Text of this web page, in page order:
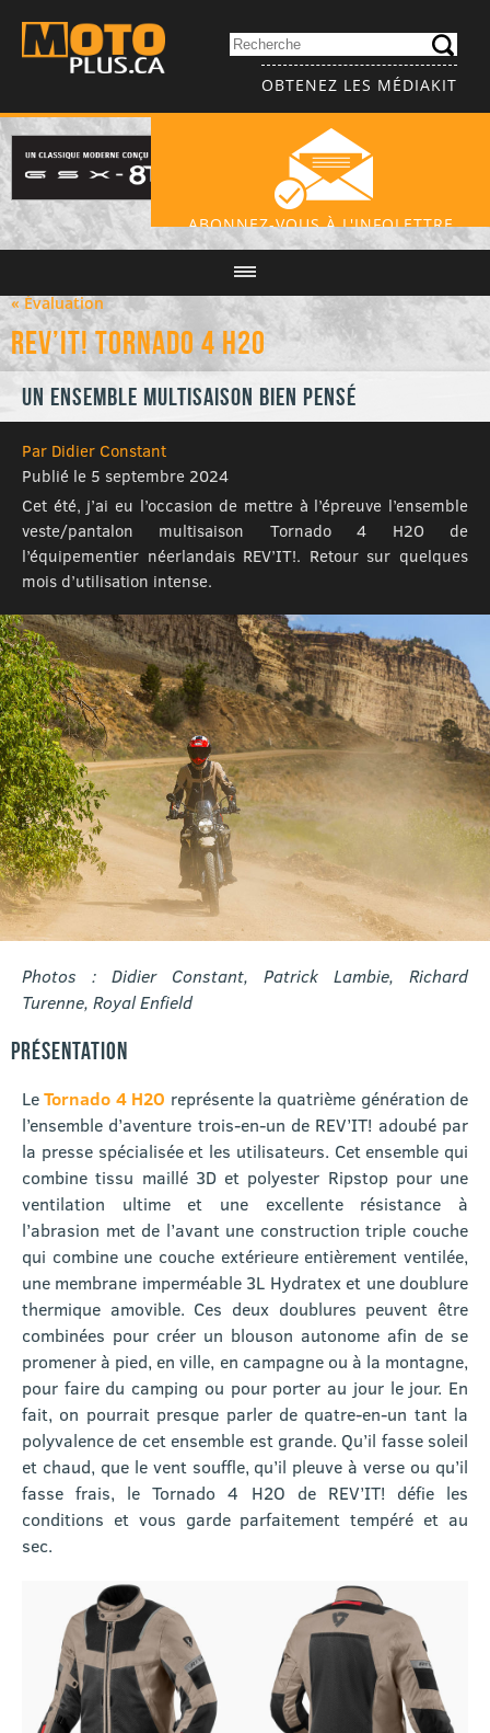
OBTENEZ LES MÉDIAKIT
ABONNEZ-VOUS À L'INFOLETTRE
« Évaluation
REV’IT! Tornado 4 H2O
Un ensemble multisaison bien pensé
Par Didier Constant
Publié le 5 septembre 2024
Cet été, j’ai eu l’occasion de mettre à l’épreuve l’ensemble
veste/pantalon multisaison Tornado 4 H2O de
l’équipementier néerlandais REV’IT!. Retour sur quelques
mois d’utilisation intense.
Photos : Didier Constant, Patrick Lambie, Richard
Turenne, Royal Enfield
PRÉSENTATION
LeTornado 4 H2O représente la quatrième génération de
l’ensemble d’aventure trois-en-un de REV’IT! adoubé par
la presse spécialisée et les utilisateurs. Cet ensemble qui
combine tissu maillé 3D et polyester Ripstop pour une
ventilation ultime et une excellente résistance à
l’abrasion met de l’avant une construction triple couche
qui combine une couche extérieure entièrement ventilée,
une membrane imperméable 3L Hydratex et une doublure
thermique amovible. Ces deux doublures peuvent être
combinées pour créer un blouson autonome afin de se
promener à pied, en ville, en campagne ou à la montagne,
pour faire du camping ou pour porter au jour le jour. En
fait, on pourrait presque parler de quatre-en-un tant la
polyvalence de cet ensemble est grande. Qu’il fasse soleil
et chaud, que le vent souffle, qu’il pleuve à verse ou qu’il
fasse frais, le Tornado 4 H2O de REV’IT! défie les
conditions et vous garde parfaitement tempéré et au
sec.